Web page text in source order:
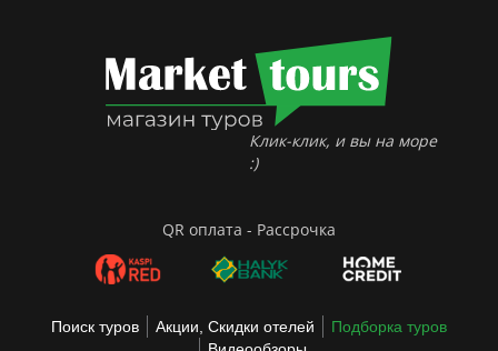
Клик-клик, и вы на море
:)
QR оплата - Рассрочка
Поиск туров Акции, Скидки отелей
Подборка туров